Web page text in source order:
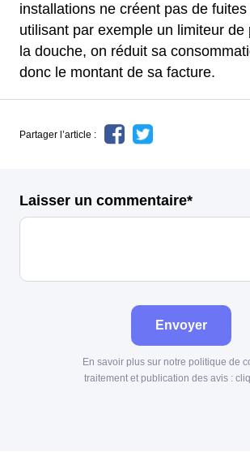
installations ne créent pas de
utilisant par exemple un limiteur de
la douche, on réduit sa
donc le montant de sa facture.
Partager l’article :
Laisser un commentaire*
Envoyer
En savoir plus sur notre politique de
traitement et publication des avis :